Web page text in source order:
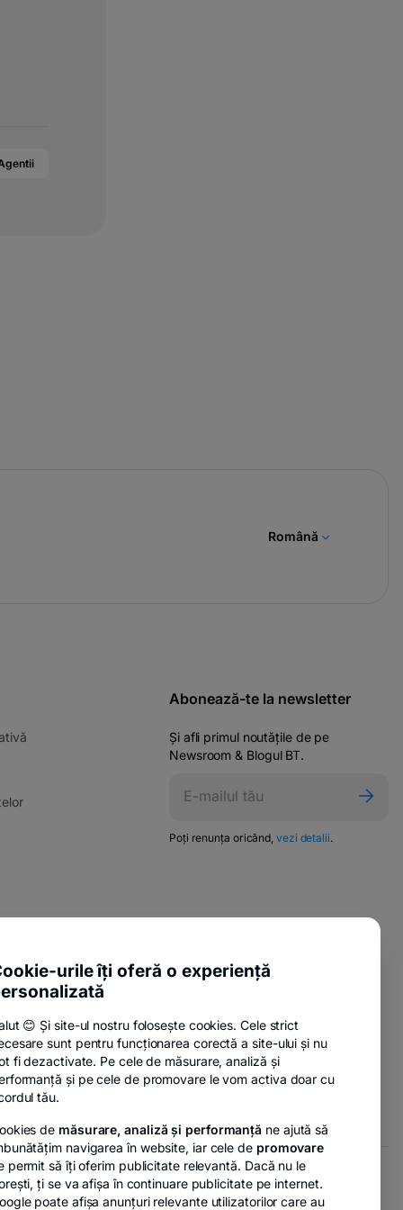
Română
-
-
in
a
new
tab
Policy
opens
in
a
new
tab
-
in
a
new
tab
-
opens
in
new
tab
Abonează-te la newsletter
Și afli primul noutățile de pe
Newsroom & Blogul BT.
Poți renunța oricând, vezi detalii-.
- opens in a new tab
Opțiuni de marketing - opens in a new tab
urile îți oferă o experiență
😊 Și site-ul nostru folosește cookies. Cele strict
sunt pentru funcționarea corectă a site-ului și nu
fi dezactivate. Pe cele de măsurare, analiză și
și pe cele de promovare le vom activa doar cu
tău.
de măsurare, analiză și performanță ne ajută să
navigarea în website, iar cele de promovare
permit să îți oferim publicitate relevantă. Dacă nu le
ți se va afișa în continuare publicitate pe internet.
poate afișa anunțuri relevante utilizatorilor care au